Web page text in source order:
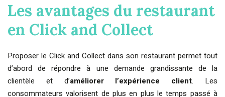
Les avantages du restaurant
en Click and Collect
Proposer le Click and Collect dans son restaurant permet tout
d’abord de répondre à une demande grandissante de la
clientèle et d’améliorer l’expérience client. Les
consommateurs valorisent de plus en plus le temps passé à